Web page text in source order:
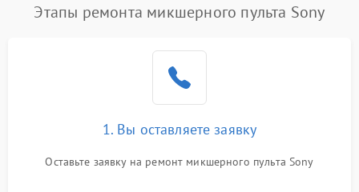
от замыкания
Этапы ремонта микшерного пульта Sony
1. Вы оставляете заявку
Оставьте заявку на ремонт микшерного пульта Sony